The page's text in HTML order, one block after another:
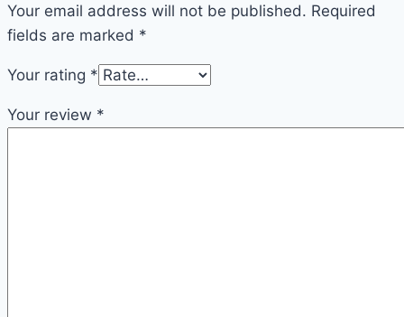
Your email address will not be published. Required
fields are marked *
Your rating *
Your review *